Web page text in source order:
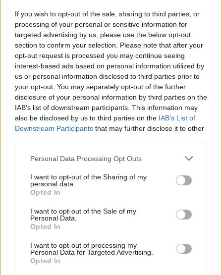
If you wish to opt-out of the sale, sharing to third parties, or
processing of your personal or sensitive information for
targeted advertising by us, please use the below opt-out
section to confirm your selection. Please note that after your
opt-out request is processed you may continue seeing
interest-based ads based on personal information utilized by
us or personal information disclosed to third parties prior to
your opt-out. You may separately opt-out of the further
disclosure of your personal information by third parties on the
IAB’s list of downstream participants. This information may
also be disclosed by us to third parties on the IAB’s List of
Downstream Participants that may further disclose it to other
Please note that this website/app uses one or more Google
not limited to your visit or usage behaviour. You may click to
grant or deny consent to Google and its third-party tags to
use your data for below specified purposes in below Google
consent section.
Personal Data Processing Opt Outs
I want to opt-out of the Sharing of my
personal data.
Opted In
I want to opt-out of the Sale of my
Personal Data.
Opted In
I want to opt-out of processing my
Personal Data for Targeted Advertising.
Opted In
It-Wallet 2026: cosa cambia con i nuovi decreti
attuativi
Edoardo Marchesi · 5 Ago 2026